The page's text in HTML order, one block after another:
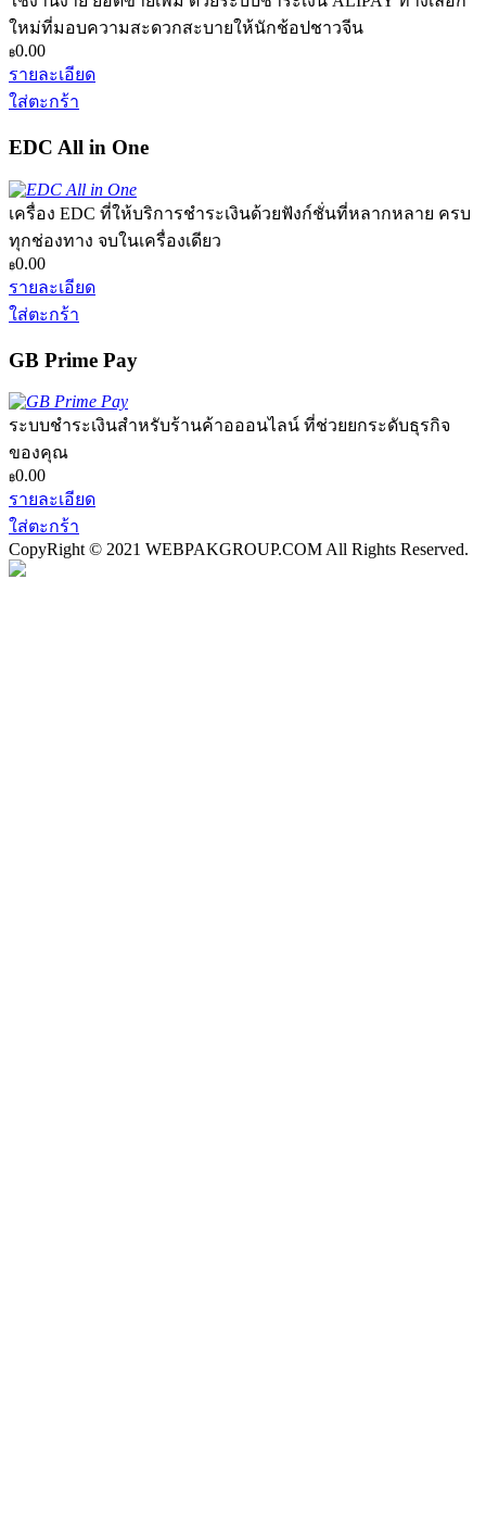
ใหม่ที่มอบความสะดวกสะบายให้นักช้อปชาวจีน
฿0.00
รายละเอียด
ใส่ตะกร้า
EDC All in One
เครื่อง EDC ที่ให้บริการชำระเงินด้วยฟังก์ชั่นที่หลากหลาย ครบ
ทุกช่องทาง จบในเครื่องเดียว
฿0.00
รายละเอียด
ใส่ตะกร้า
GB Prime Pay
ระบบชำระเงินสำหรับร้านค้าอออนไลน์ ที่ช่วยยกระดับธุรกิจ
ของคุณ
฿0.00
รายละเอียด
ใส่ตะกร้า
CopyRight © 2021 WEBPAKGROUP.COM All Rights Reserved.